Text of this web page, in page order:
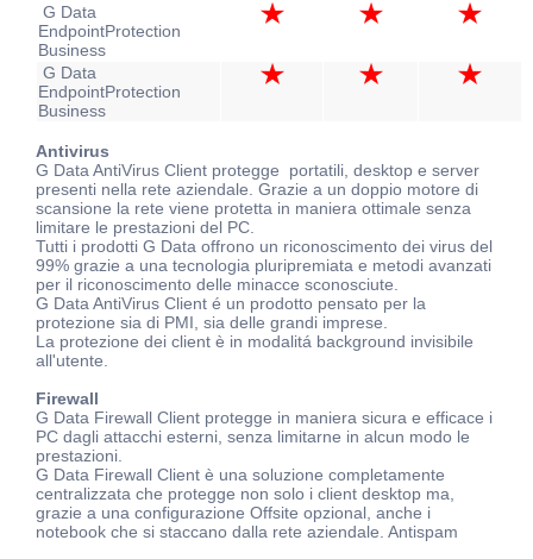
G Data
EndpointProtection
Business
G Data
EndpointProtection
Business
Antivirus
G Data AntiVirus Client protegge portatili, desktop e server
presenti nella rete aziendale. Grazie a un doppio motore di
scansione la rete viene protetta in maniera ottimale senza
limitare le prestazioni del PC.
Tutti i prodotti G Data offrono un riconoscimento dei virus del
99% grazie a una tecnologia pluripremiata e metodi avanzati
per il riconoscimento delle minacce sconosciute.
G Data AntiVirus Client é un prodotto pensato per la
protezione sia di PMI, sia delle grandi imprese.
La protezione dei client è in modalitá background invisibile
all'utente.
Firewall
G Data Firewall Client protegge in maniera sicura e efficace i
PC dagli attacchi esterni, senza limitarne in alcun modo le
prestazioni.
G Data Firewall Client è una soluzione completamente
centralizzata che protegge non solo i client desktop ma,
grazie a una configurazione Offsite opzional, anche i
notebook che si staccano dalla rete aziendale. Antispam